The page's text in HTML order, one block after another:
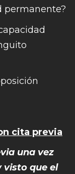
permanente?
cita previa
una vez
visto que el